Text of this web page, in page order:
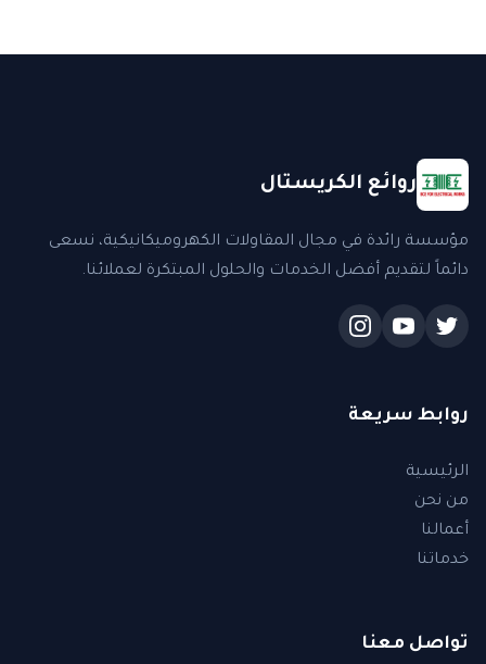
روائع الكريستال
مؤسسة رائدة في مجال المقاولات الكهروميكانيكية، نسعى
دائماً لتقديم أفضل الخدمات والحلول المبتكرة لعملائنا.
روابط سريعة
الرئيسية
من نحن
أعمالنا
خدماتنا
تواصل معنا